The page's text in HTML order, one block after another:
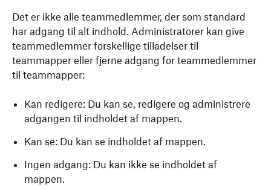
Det er ikke alle teammedlemmer, der som standard
har adgang til alt indhold. Administratorer kan give
teammedlemmer forskellige tilladelser til
teammapper eller fjerne adgang for teammedlemmer
til teammapper:
Kan redigere: Du kan se, redigere og administrere
adgangen til indholdet af mappen.
Kan se: Du kan se indholdet af mappen.
Ingen adgang: Du kan ikke se indholdet af
mappen.